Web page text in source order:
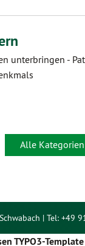
unterbringen -
Alle
| Tel: +49
TYPO3-Template